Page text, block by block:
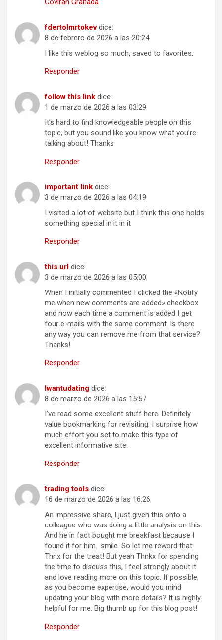
Coviran Granada
fdertolmrtokev dice:
8 de febrero de 2026 a las 20:24
I like this weblog so much, saved to favorites.
Responder
follow this link dice:
1 de marzo de 2026 a las 03:29
It’s hard to find knowledgeable people on this
topic, but you sound like you know what you’re
talking about! Thanks
Responder
important link dice:
3 de marzo de 2026 a las 04:19
I visited a lot of website but I think this one holds
something special in it in it
Responder
this url dice:
3 de marzo de 2026 a las 05:00
When I initially commented I clicked the «Notify
me when new comments are added» checkbox
and now each time a comment is added I get
four e-mails with the same comment. Is there
any way you can remove me from that service?
Thanks!
Responder
Iwantudating dice:
8 de marzo de 2026 a las 15:57
I’ve read some excellent stuff here. Definitely
value bookmarking for revisiting. I surprise how
much effort you set to make this type of
excellent informative site.
Responder
trading tools dice:
16 de marzo de 2026 a las 16:26
An impressive share, I just given this onto a
colleague who was doing a little analysis on this.
And he in fact bought me breakfast because I
found it for him.. smile. So let me reword that:
Thnx for the treat! But yeah Thnkx for spending
the time to discuss this, I feel strongly about it
and love reading more on this topic. If possible,
as you become expertise, would you mind
updating your blog with more details? It is highly
helpful for me. Big thumb up for this blog post!
Responder